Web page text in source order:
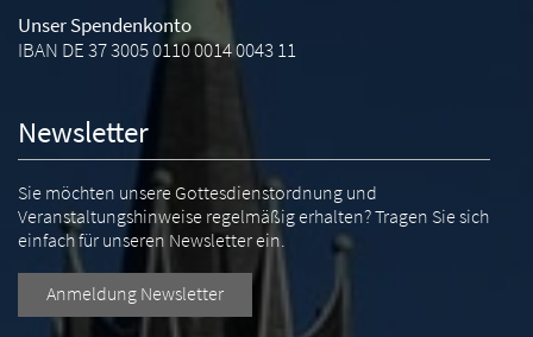
Unser Spendenkonto
IBAN DE 37 3005 0110 0014 0043 11
Newsletter
Sie möchten unsere Gottesdienstordnung und
Veranstaltungshinweise regelmäßig erhalten? Tragen Sie sich
einfach für unseren Newsletter ein.
Anmeldung Newsletter